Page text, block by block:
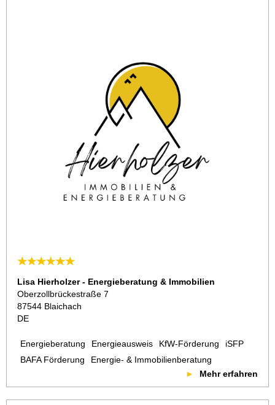
Lisa Hierholzer - Energieberatung & Immobilien
Oberzollbrückestraße 7
87544 Blaichach
DE
Energieberatung Energieausweis KfW-Förderung
iSFP
BAFA Förderung
Energie- & Immobilienberatung
Mehr erfahren